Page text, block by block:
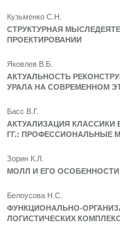
Кузьменко С.Н.
СТРУКТУРНАЯ
ПРОЕКТИРОВАНИИ
Яковлев В.Б.
АКТУАЛЬНОСТЬ
УРАЛА НА СОВРЕМЕННОМ
Басс В.Г.
АКТУАЛИЗАЦИЯ КЛАССИКИ В
ГГ.: ПРОФЕССИОНАЛЬНЫЕ
Зорин К.Л.
МОЛЛ И ЕГО
Белоусова Н.С.
ФУНКЦИОНАЛЬНО-
ЛОГИСТИЧЕСКИХ